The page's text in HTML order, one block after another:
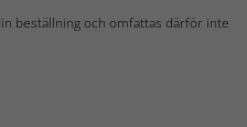
beställning och omfattas därför inte